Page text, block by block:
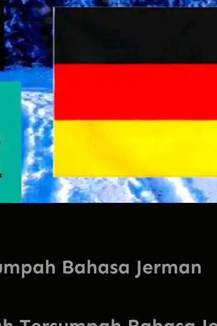
Bahasa Jerman